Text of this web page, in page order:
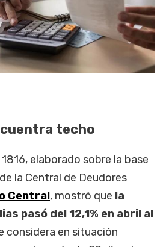
techo
elaborado sobre la base
la Central de Deudores
Central, mostró que la
pasó del 12,1% en abril al
considera en situación